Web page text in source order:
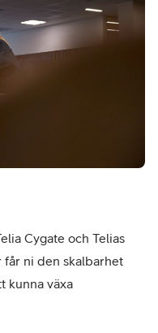
Cygate och Telias
ni den skalbarhet
kunna växa